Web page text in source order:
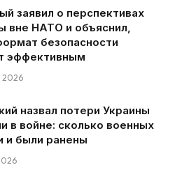
заявил о перспективах
вне НАТО и объяснил,
безопасности
эффективным
2026
назвал потери Украины
в войне: сколько военных
и были ранены